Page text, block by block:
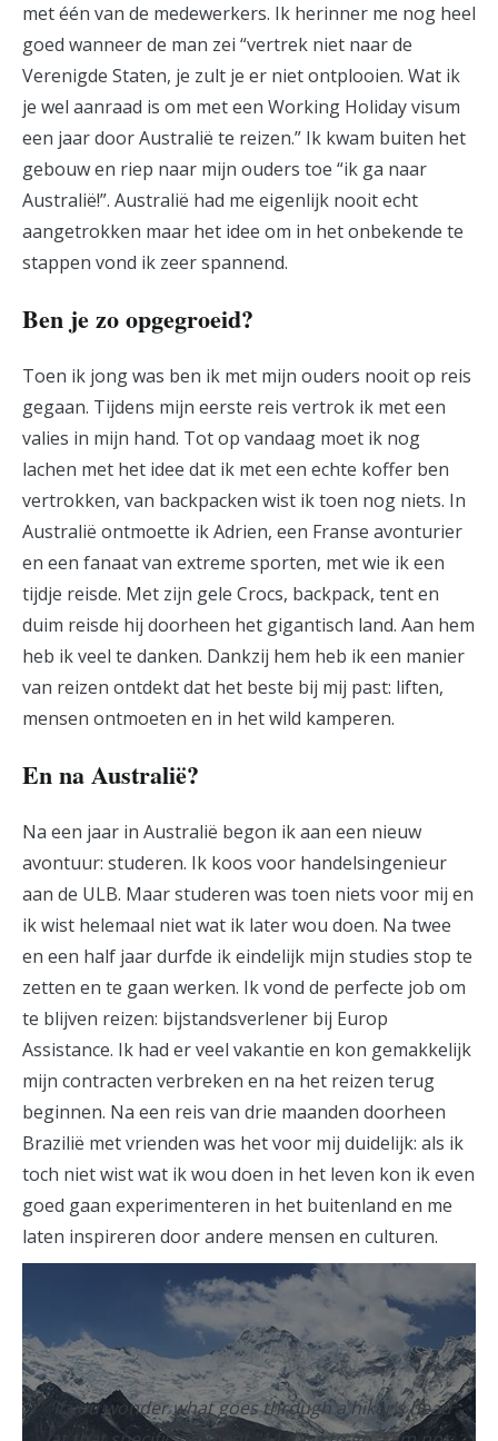
met één van de medewerkers. Ik herinner me nog heel
goed wanneer de man zei “vertrek niet naar de
Verenigde Staten, je zult je er niet ontplooien. Wat ik
je wel aanraad is om met een Working Holiday visum
een jaar door Australië te reizen.” Ik kwam buiten het
gebouw en riep naar mijn ouders toe “ik ga naar
Australië!”. Australië had me eigenlijk nooit echt
aangetrokken maar het idee om in het onbekende te
stappen vond ik zeer spannend.
Ben je zo opgegroeid?
Toen ik jong was ben ik met mijn ouders nooit op reis
gegaan. Tijdens mijn eerste reis vertrok ik met een
valies in mijn hand. Tot op vandaag moet ik nog
lachen met het idee dat ik met een echte koffer ben
vertrokken, van backpacken wist ik toen nog niets. In
Australië ontmoette ik Adrien, een Franse avonturier
en een fanaat van extreme sporten, met wie ik een
tijdje reisde. Met zijn gele Crocs, backpack, tent en
duim reisde hij doorheen het gigantisch land. Aan hem
heb ik veel te danken. Dankzij hem heb ik een manier
van reizen ontdekt dat het beste bij mij past: liften,
mensen ontmoeten en in het wild kamperen.
En na Australië?
Na een jaar in Australië begon ik aan een nieuw
avontuur: studeren. Ik koos voor handelsingenieur
aan de ULB. Maar studeren was toen niets voor mij en
ik wist helemaal niet wat ik later wou doen. Na twee
en een half jaar durfde ik eindelijk mijn studies stop te
zetten en te gaan werken. Ik vond de perfecte job om
te blijven reizen: bijstandsverlener bij Europ
Assistance. Ik had er veel vakantie en kon gemakkelijk
mijn contracten verbreken en na het reizen terug
beginnen. Na een reis van drie maanden doorheen
Brazilië met vrienden was het voor mij duidelijk: als ik
toch niet wist wat ik wou doen in het leven kon ik even
goed gaan experimenteren in het buitenland en me
laten inspireren door andere mensen en culturen.
“If you wonder what goes through a hiker’s head